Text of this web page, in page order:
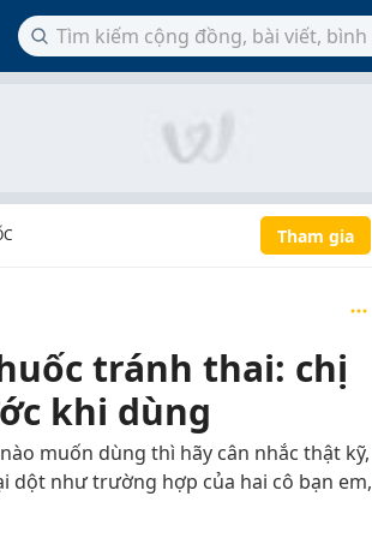
Tham gia
tránh thai: chị
khi dùng
muốn dùng thì hãy cân nhắc thật kỹ,
dột như trường hợp của hai cô bạn em,